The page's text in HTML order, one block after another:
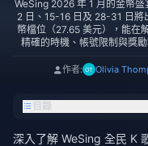
WeSing 2026 年 1 月的金幣
2 日、15-16 日及 28-31 日將
幣檔位（27.65 美元），能在
精確的時機、帳號限制與獎
作者: Olivia
目錄
深入了解 WeSing 全民 K